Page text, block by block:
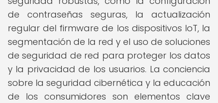
de contraseñas seguras, la actualización
regular del firmware de los dispositivos IoT, la
segmentación de la red y el uso de soluciones
de seguridad de red para proteger los datos
y la privacidad de los usuarios. La conciencia
sobre la seguridad cibernética y la educación
de los consumidores son elementos clave